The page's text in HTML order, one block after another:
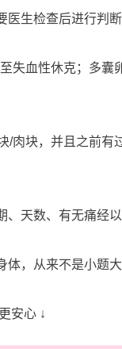
医生检查后进行判
失血性休克；多
/肉块，并且之前
、天数、有无痛
体，从来不是小题
安心 ↓